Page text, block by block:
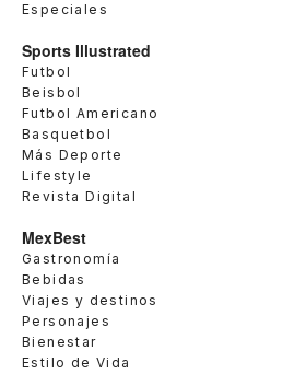
Especiales
Sports Illustrated
Futbol
Beisbol
Futbol Americano
Basquetbol
Más Deporte
Lifestyle
Revista Digital
MexBest
Gastronomía
Bebidas
Viajes y destinos
Personajes
Bienestar
Estilo de Vida